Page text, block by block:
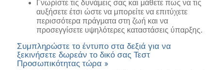
Γνωρίστε τις δυνάμεις σας και μάθετε πως να τις
αυξήσετε έτσι ώστε να μπορείτε να επιτύχετε
περισσότερα πράγματα στη ζωή και να
προσεγγίσετε υψηλότερες καταστάσεις ύπαρξης.
Συμπληρώστε το έντυπο στα δεξιά για να
ξεκινήσετε δωρεάν το δικό σας Τεστ
Προσωπικότητας τώρα »